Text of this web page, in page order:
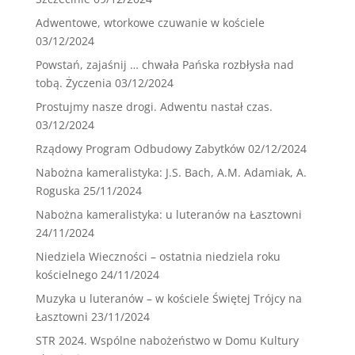
Adwentowe, wtorkowe czuwanie w kościele
03/12/2024
Powstań, zajaśnij … chwała Pańska rozbłysła nad
tobą. Życzenia 03/12/2024
Prostujmy nasze drogi. Adwentu nastał czas.
03/12/2024
Rządowy Program Odbudowy Zabytków 02/12/2024
Nabożna kameralistyka: J.S. Bach, A.M. Adamiak, A.
Roguska 25/11/2024
Nabożna kameralistyka: u luteranów na Łasztowni
24/11/2024
Niedziela Wieczności – ostatnia niedziela roku
kościelnego 24/11/2024
Muzyka u luteranów – w kościele Świętej Trójcy na
Łasztowni 23/11/2024
STR 2024. Wspólne nabożeństwo w Domu Kultury